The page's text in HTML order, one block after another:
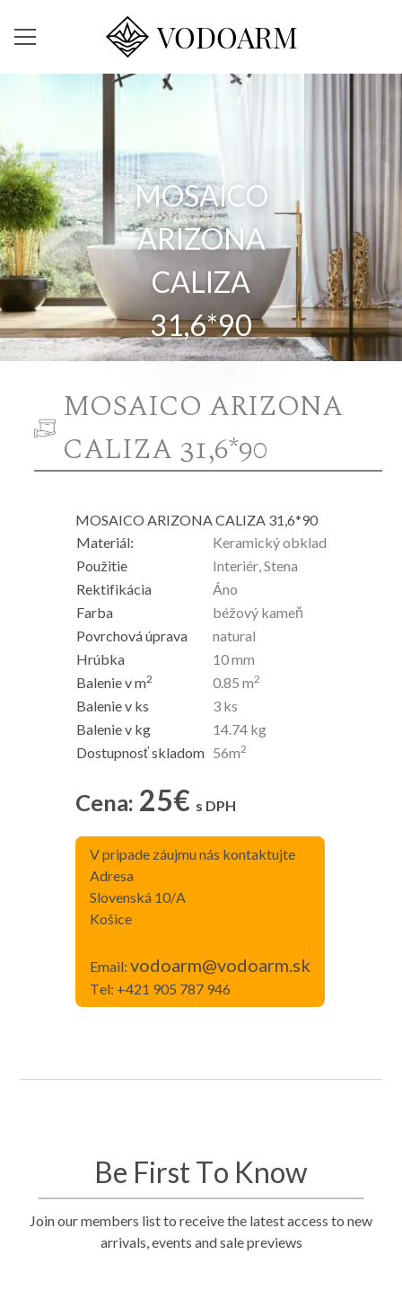
VODOARM
MOSAICO
ARIZONA
CALIZA
31,6*90
MOSAICO ARIZONA
CALIZA 31,6*90
MOSAICO ARIZONA CALIZA 31,6*90
Materiál:
Keramický obklad
Použitie
Interiér, Stena
Rektifikácia
Áno
Farba
béžový kameň
Povrchová úprava
natural
Hrúbka
10mm
Balenie v m2 0.85 m2
Balenie v ks 3ks
Balenie v kg
14.74kg
Dostupnosť skladom 56m2
Cena: 25€ s DPH
V pripade záujmu nás kontaktujte
Adresa
Slovenská 10/A
Košice
Email: vodoarm@vodoarm.sk
Tel: +421 905 787 946
Be First To Know
Join our members list to receive the latest access to new
arrivals, events and sale previews